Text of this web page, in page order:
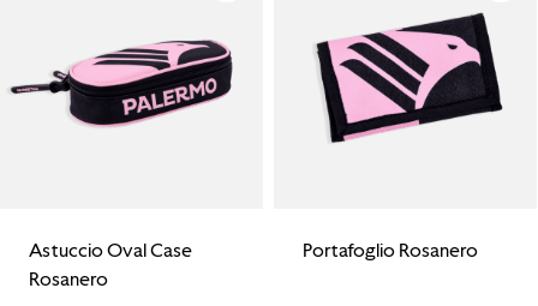
Astuccio Oval Case
Rosanero
Portafoglio Rosanero